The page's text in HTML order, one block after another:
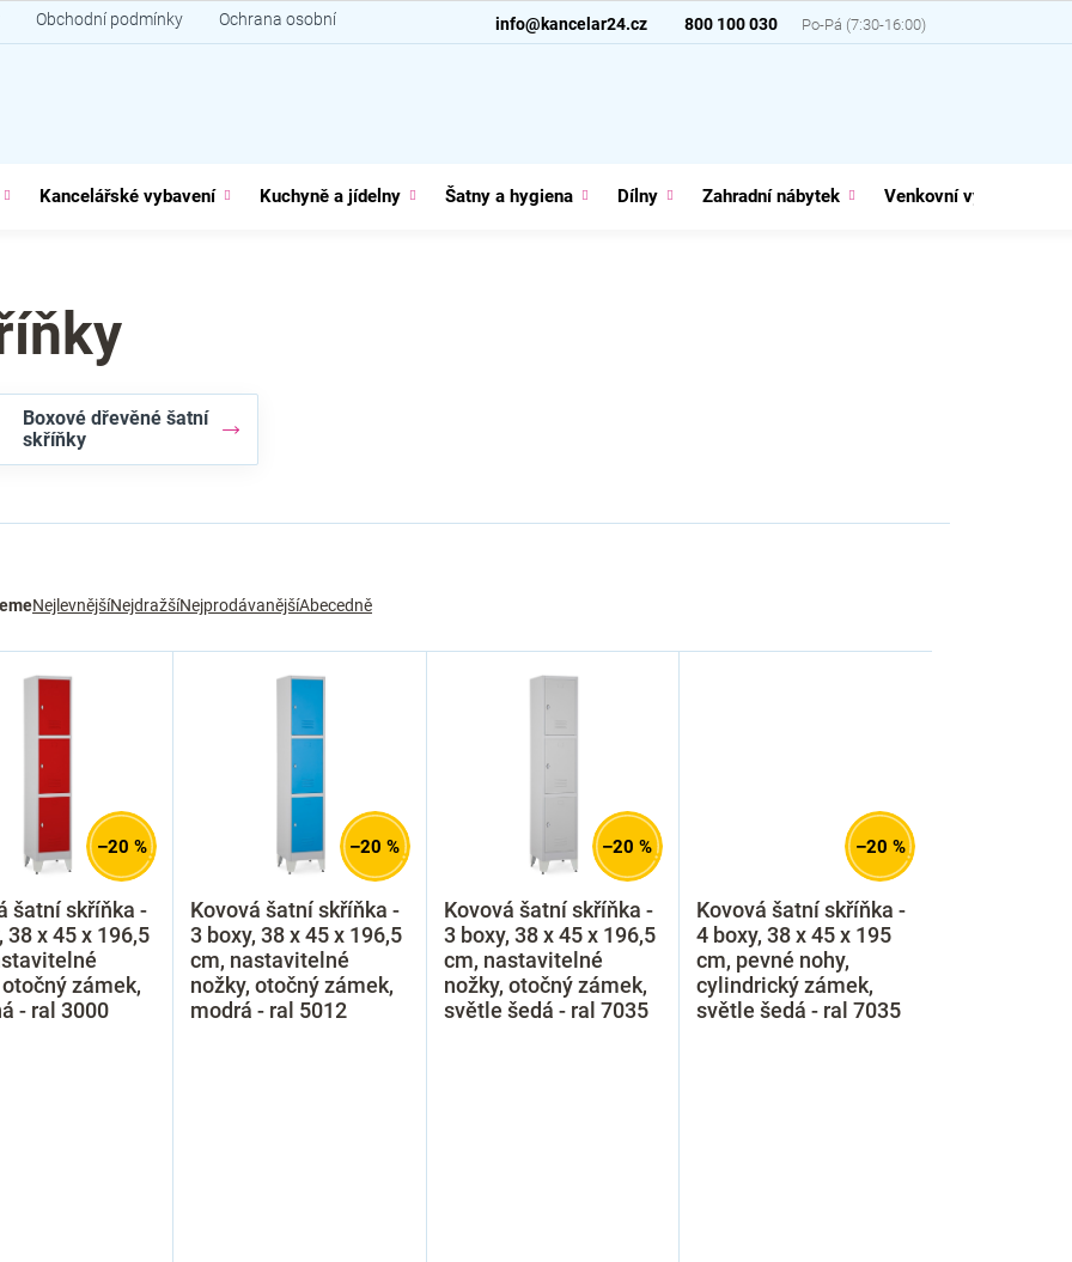
800 100 030
info@kancelar24.cz
Obchodní podmínky Ochrana osobních údajů
Kancelářské vybavení Kuchyně a jídelny Šatny a hygiena Dílny Zahradní nábytek Venkovní vybavení
Boxové dřevěné šatní
skříňky
NejlevnějšíNejdražšíNejprodávanějšíAbecedně
–20 %
šatní skříňka -
38 x 45 x 196,5
zámek,
- ral 3000
–20 %
Kovová šatní skříňka -
3 boxy, 38 x 45 x 196,5
cm, nastavitelné
nožky, otočný zámek,
modrá - ral 5012
–20 %
Kovová šatní skříňka -
3 boxy, 38 x 45 x 196,5
cm, nastavitelné
nožky, otočný zámek,
světle šedá - ral 7035
–20 %
Kovová šatní skříňka -
4 boxy, 38 x 45 x 195
cm, pevné nohy,
cylindrický zámek,
světle šedá - ral 7035